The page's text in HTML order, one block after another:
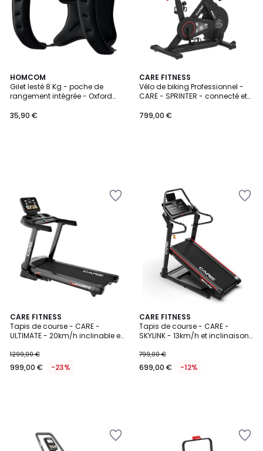
HOMCOM
Gilet lesté 8 Kg - poche de
rangement intégrée - Oxford
35,90 €
CARE FITNESS
Vélo de biking Professionnel -
CARE - SPRINTER - connecté et
799,00 €
CARE FITNESS
Tapis de course - CARE -
ULTIMATE - 20km/h inclinable et
1299,00 €
999,00 € -23%
CARE FITNESS
Tapis de course - CARE -
SKYLINK - 13km/h et inclinaison
799,00 €
699,00 € -12%